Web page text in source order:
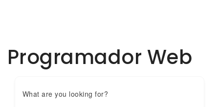
Programador Web
What are you looking for?